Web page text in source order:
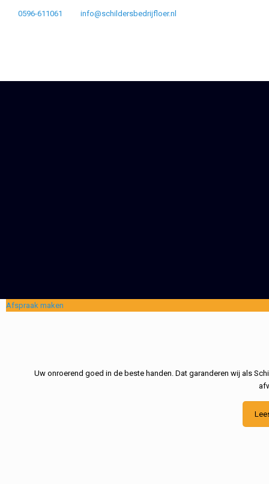
0596-611061 info@schildersbedrijfloer.nl
Afspraak maken
Uw onroerend goed in de beste handen. Dat garanderen wij als